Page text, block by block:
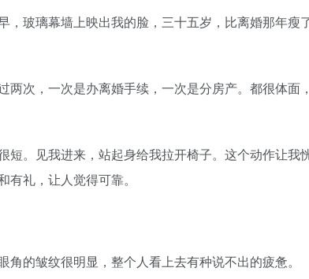
玻璃幕墙上映出我的脸，三十五岁，比离婚那年瘦
次，一次是办离婚手续，一次是分房产。都很体面
。见我进来，站起身给我拉开椅子。这个动作让我
礼，让人觉得可靠。
的皱纹很明显，整个人看上去有种说不出的疲惫。